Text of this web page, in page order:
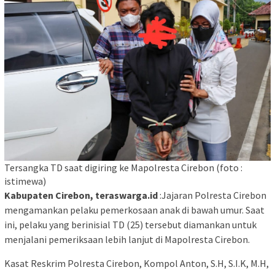
Tersangka TD saat digiring ke Mapolresta Cirebon (foto :
istimewa)
Kabupaten Cirebon, teraswarga.id:Jajaran Polresta Cirebon
mengamankan pelaku pemerkosaan anak di bawah umur. Saat
ini, pelaku yang berinisial TD (25) tersebut diamankan untuk
menjalani pemeriksaan lebih lanjut di Mapolresta Cirebon.
Kasat Reskrim Polresta Cirebon, Kompol Anton, S.H, S.I.K, M.H,